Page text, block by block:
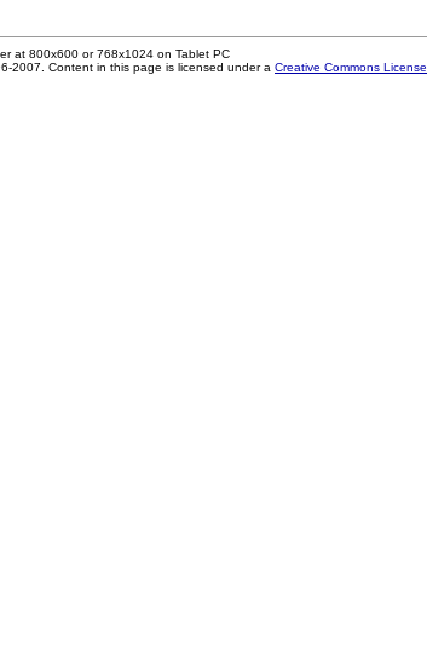
at 800x600 or 768x1024 on Tablet PC
2007. Content in this page is licensed under a Creative Commons License